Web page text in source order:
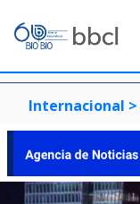
Internacional >